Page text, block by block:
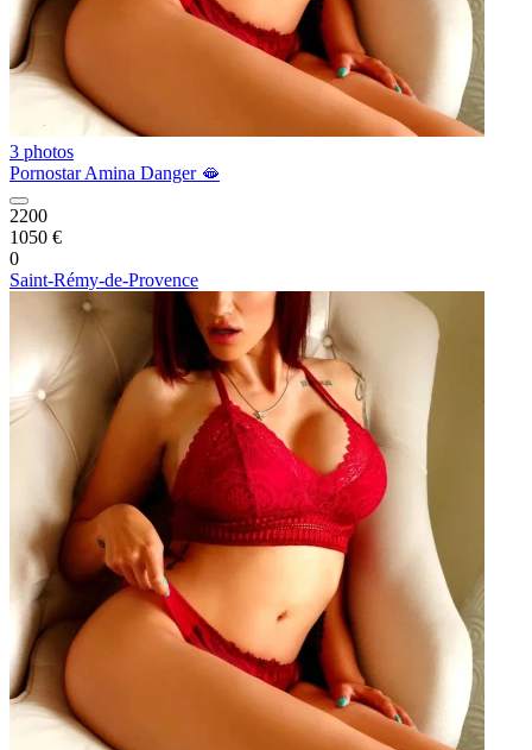
3 photos
Pornostar Amina Danger 🫦
2200
1050 €
0
Saint-Rémy-de-Provence